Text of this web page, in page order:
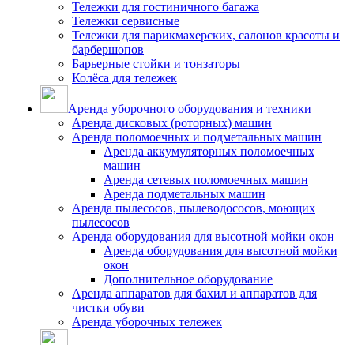
Тележки для гостиничного багажа
Тележки сервисные
Тележки для парикмахерских, салонов красоты и
барбершопов
Барьерные стойки и тонзаторы
Колёса для тележек
Аренда уборочного оборудования и техники
Аренда дисковых (роторных) машин
Аренда поломоечных и подметальных машин
Аренда аккумуляторных поломоечных
машин
Аренда сетевых поломоечных машин
Аренда подметальных машин
Аренда пылесосов, пылеводососов, моющих
пылесосов
Аренда оборудования для высотной мойки окон
Аренда оборудования для высотной мойки
окон
Дополнительное оборудование
Аренда аппаратов для бахил и аппаратов для
чистки обуви
Аренда уборочных тележек